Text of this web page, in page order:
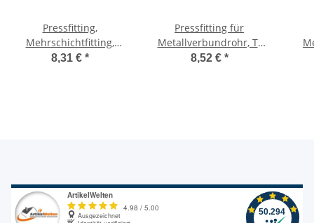
Pressfitting,
Mehrschichtfitting,
Wandscheibe, IG / kurz,
8,31 € *
Pressfitting für
Metallverbundrohr, T-
Stück, gleiche Abgänge,
8,52 € *